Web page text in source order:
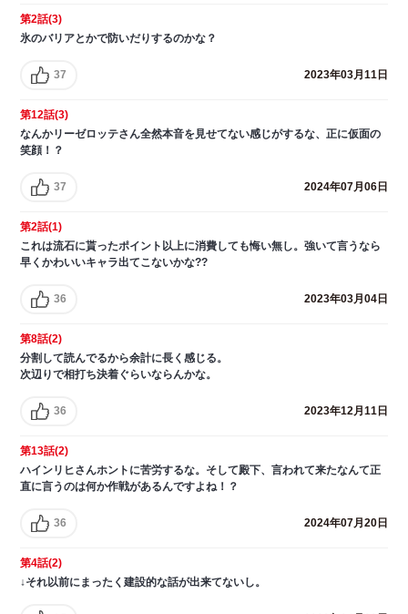
第2話(3)
氷のバリアとかで防いだりするのかな？
37 2023年03月11日
第12話(3)
なんかリーゼロッテさん全然本音を見せてない感じがするな、正に仮面の
笑顔！？
37 2024年07月06日
第2話(1)
これは流石に貰ったポイント以上に消費しても悔い無し。強いて言うなら
早くかわいいキャラ出てこないかな??
36 2023年03月04日
第8話(2)
分割して読んでるから余計に長く感じる。
次辺りで相打ち決着ぐらいならんかな。
36 2023年12月11日
第13話(2)
ハインリヒさんホントに苦労するな。そして殿下、言われて来たなんて正
直に言うのは何か作戦があるんですよね！？
36 2024年07月20日
第4話(2)
↓それ以前にまったく建設的な話が出来てないし。